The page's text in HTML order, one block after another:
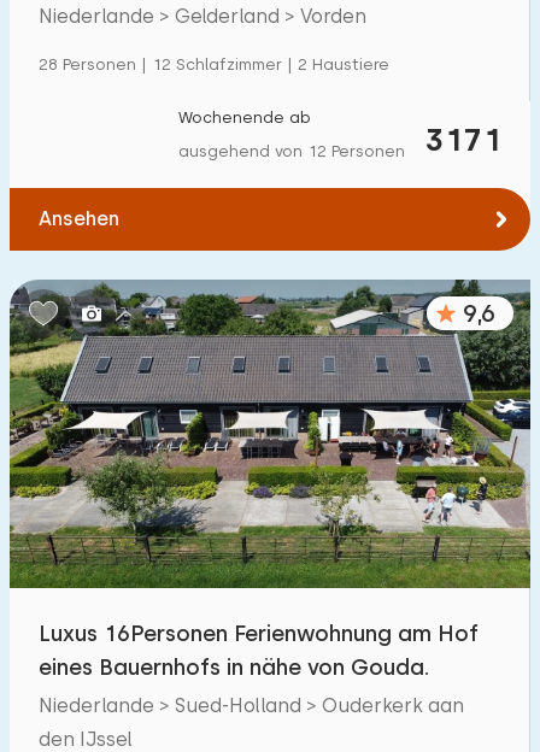
Niederlande > Gelderland > Vorden
28 Personen | 12 Schlafzimmer | 2 Haustiere
3171
Wochenende ab
ausgehend von 12 Personen
Ansehen
9,6
Luxus 16Personen Ferienwohnung am Hof
eines Bauernhofs in nähe von Gouda.
Niederlande > Sued-Holland > Ouderkerk aan
den IJssel